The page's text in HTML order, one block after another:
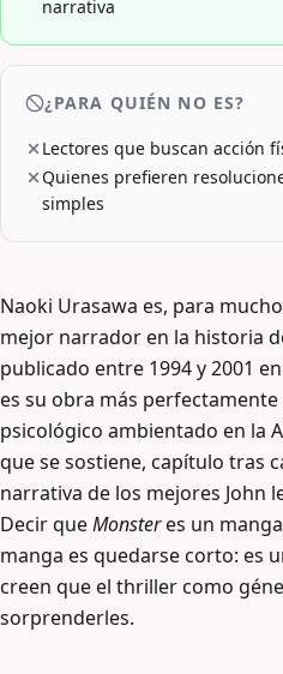
narrativa
¿PARA QUIÉN NO ES?
Lectores que buscan acción
Quienes prefieren
simples
Naoki Urasawa es, para
mejor narrador en la historia
publicado entre 1994 y 2001
es su obra más
psicológico ambientado en la
que se sostiene, capítulo tras
narrativa de los mejores John
Decir queMonsteres un
manga es quedarse corto: es
creen que el thriller como
sorprenderles.